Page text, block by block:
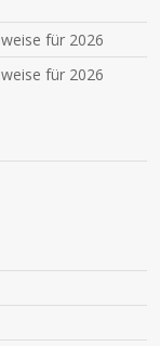
für 2026
für 2026